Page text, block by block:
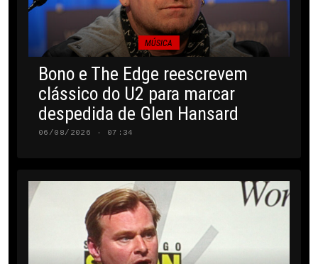
MÚSICA
Bono e The Edge reescrevem
clássico do U2 para marcar
despedida de Glen Hansard
06/08/2026 · 07:34